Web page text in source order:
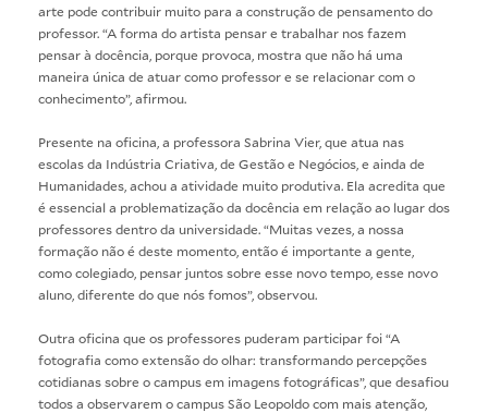
arte pode contribuir muito para a construção de pensamento do
professor. “A forma do artista pensar e trabalhar nos fazem
pensar à docência, porque provoca, mostra que não há uma
maneira única de atuar como professor e se relacionar com o
conhecimento”, afirmou.
Presente na oficina, a professora Sabrina Vier, que atua nas
escolas da Indústria Criativa, de Gestão e Negócios, e ainda de
Humanidades, achou a atividade muito produtiva. Ela acredita que
é essencial a problematização da docência em relação ao lugar dos
professores dentro da universidade. “Muitas vezes, a nossa
formação não é deste momento, então é importante a gente,
como colegiado, pensar juntos sobre esse novo tempo, esse novo
aluno, diferente do que nós fomos”, observou.
Outra oficina que os professores puderam participar foi “A
fotografia como extensão do olhar: transformando percepções
cotidianas sobre o campus em imagens fotográficas”, que desafiou
todos a observarem o campus São Leopoldo com mais atenção,